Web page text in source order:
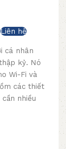
Liên hệ
cá nhân
kỷ. Nó
Wi-Fi và
các thiết
nhiều